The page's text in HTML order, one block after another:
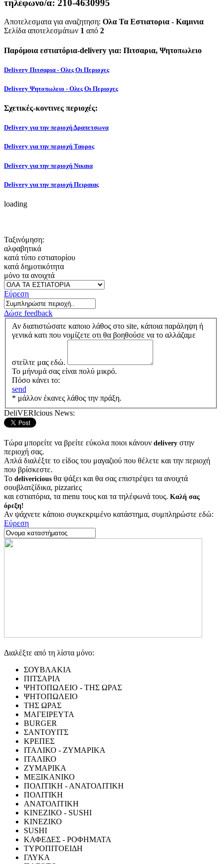
τηλέφωνο/α: 210-4630995
Αποτελεσματα για αναζητηση: Ολα Τα Εστιατορια - Καμινια
Σελίδα αποτελεσμάτων 1 από 2
Παρόμοια εστιατόρια-delivery για: Πιτσαρια, Ψητοπωλειο
Delivery Πιτσαρια - Ολες Οι Περιοχες
Delivery Ψητοπωλειο - Ολες Οι Περιοχες
Σχετικές-κοντινες περιοχές:
Delivery για την περιοχή Δραπετσωνα
Delivery για την περιοχή Ταυρος
Delivery για την περιοχή Νικαια
Delivery για την περιοχή Πειραιας
loading
Ταξινόμηση:
αλφαβητικά
κατά τύπο εστιατορίου
κατά δημοτικότητα
μόνο τα ανοιχτά
Εύρεση
Δώσε feedback
Αν διαπιστώσατε καποιο λάθος στο site, κάποια παράληψη ή
γενικά κατι που νομίζετε οτι θα βοηθούσε να το αλλάζαμε
στείλτε μας εδώ.
Το μήνυμά σας είναι πολύ μικρό.
Πόσο κάνει το:
send
* μάλλον έκανες λάθος την πράξη.
DeliVERIcious News:
Τώρα μπορείτε να βρείτε εύκολα ποιοι κάνουν delivery στην
περιοχή σας.
Απλά διαλέξτε το είδος του μαγαζιού που θέλετε και την περιοχή
που βρίσκεστε.
Το delivericious θα ψάξει και θα σας επιστρέψει τα ανοιχτά
σουβλατζίδικα, pizzariες
και εστιατόρια, τα menu τους και τα τηλέφωνά τους. Καλή σας
όρεξη!
Αν ψάχνετε κάποιο συγκεκριμένο κατάστημα, συμπληρώστε εδώ:
Εύρεση
Διαλέξτε από τη λίστα μόνο:
ΣΟΥΒΛΑΚΙΑ
ΠΙΤΣΑΡΙΑ
ΨΗΤΟΠΩΛΕΙΟ - ΤΗΣ ΩΡΑΣ
ΨΗΤΟΠΩΛΕΙΟ
ΤΗΣ ΩΡΑΣ
ΜΑΓΕΙΡΕΥΤΑ
BURGER
ΣΑΝΤΟΥΙΤΣ
ΚΡΕΠΕΣ
ΙΤΑΛΙΚΟ - ΖΥΜΑΡΙΚΑ
ΙΤΑΛΙΚΟ
ΖΥΜΑΡΙΚΑ
ΜΕΞΙΚΑΝΙΚΟ
ΠΟΛΙΤΙΚΗ - ΑΝΑΤΟΛΙΤΙΚΗ
ΠΟΛΙΤΙΚΗ
ΑΝΑΤΟΛΙΤΙΚΗ
ΚΙΝΕΖΙΚΟ - SUSHI
ΚΙΝΕΖΙΚΟ
SUSHI
ΚΑΦΕΔΕΣ - ΡΟΦΗΜΑΤΑ
ΤΥΡΟΠΙΤΟΕΙΔΗ
ΓΛΥΚΑ